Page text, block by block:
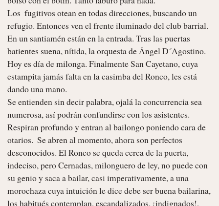
Los  fugitivos otean en todas direcciones, buscando un
refugio. Entonces ven el frente iluminado del club barrial.
En un santiamén están en la entrada. Tras las puertas
batientes suena, nítida, la orquesta de Ángel D´Agostino.
Hoy es día de milonga. Finalmente San Cayetano, cuya
estampita jamás falta en la casimba del Ronco, les está
dando una mano.
Se entienden sin decir palabra, ojalá la concurrencia sea
numerosa, así podrán confundirse con los asistentes.
Respiran profundo y entran al bailongo poniendo cara de
otarios.  Se abren al momento, ahora son perfectos
desconocidos. El Ronco se queda cerca de la puerta,
indeciso, pero Cernadas, milonguero de ley, no puede con
su genio y saca a bailar, casi imperativamente, a una
morochaza cuya intuición le dice debe ser buena bailarina,
los habitués contemplan, escandalizados, ¡indignados!,